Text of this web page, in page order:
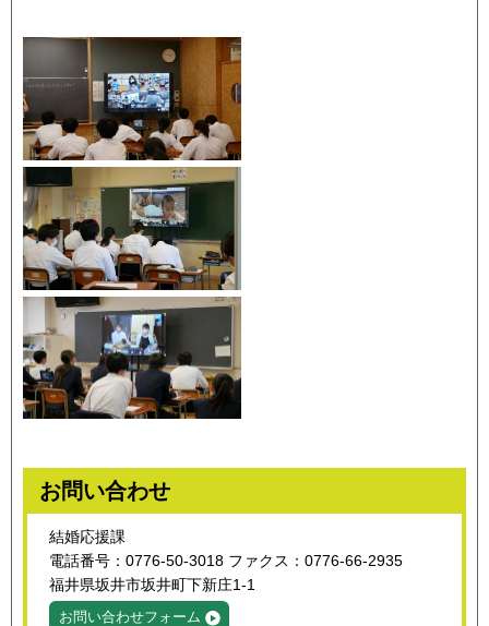
お問い合わせ
結婚応援課
電話番号：0776-50-3018 ファクス：0776-66-2935
福井県坂井市坂井町下新庄1-1
お問い合わせフォーム